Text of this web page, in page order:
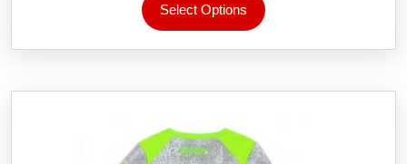
Select Options
produktet
flere
Alternativene
på